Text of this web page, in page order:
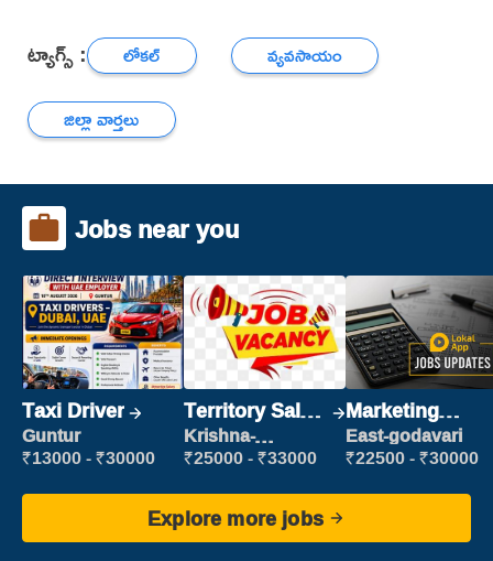
ట్యాగ్స్ : లోకల్
వ్యవసాయం
జిల్లా వార్తలు
Jobs near you
Taxi Driver
Guntur
₹13000 - ₹30000
Territory Sales
Manager
Krishna-
vijayawada
₹25000 - ₹33000
Marketing
Executive
East-godavari
₹22500 - ₹30000
Explore more jobs